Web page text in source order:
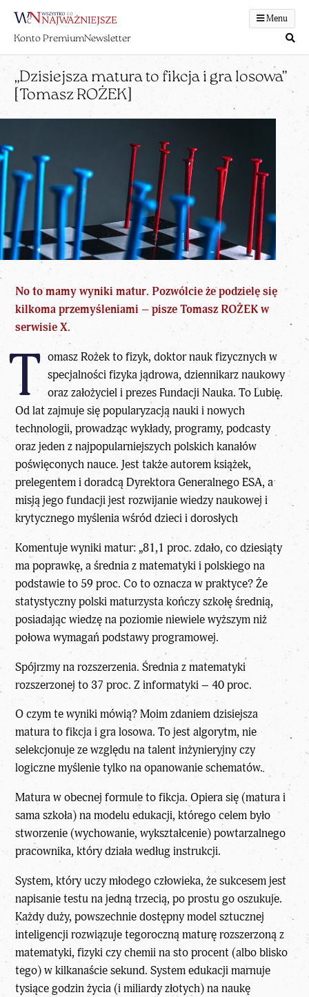
Menu
Konto PremiumNewsletter
„Dzisiejsza matura to fikcja i gra losowa”
[Tomasz ROŻEK]
No to mamy wyniki matur. Pozwólcie że podzielę się
kilkoma przemyśleniami – piszeTomasz ROŻEKw
serwisie X.
T omasz Rożek to fizyk, doktor nauk fizycznych w
specjalności fizyka jądrowa, dziennikarz naukowy
oraz założyciel i prezes Fundacji Nauka. To Lubię.
Od lat zajmuje się popularyzacją nauki i nowych
technologii, prowadząc wykłady, programy, podcasty
oraz jeden z najpopularniejszych polskich kanałów
poświęconych nauce. Jest także autorem książek,
prelegentem i doradcą Dyrektora Generalnego ESA, a
misją jego fundacji jest rozwijanie wiedzy naukowej i
krytycznego myślenia wśród dzieci i dorosłych
Komentujewyniki matur: „81,1 proc. zdało, co dziesiąty
ma poprawkę, a średnia z matematyki i polskiego na
podstawie to 59 proc. Co to oznacza w praktyce? Że
statystyczny polski maturzysta kończy szkołę średnią,
posiadając wiedzę na poziomie niewiele wyższym niż
połowa wymagań podstawy programowej.
Spójrzmy na rozszerzenia. Średnia z matematyki
rozszerzonej to 37 proc. Z informatyki – 40 proc.
O czym te wyniki mówią? Moim zdaniem dzisiejsza
matura to fikcja i gra losowa. To jest algorytm, nie
selekcjonuje ze względu na talent inżynieryjny czy
logiczne myślenie tylko na opanowanie schematów.
Matura w obecnej formule to fikcja. Opiera się (matura i
sama szkoła) na modelu edukacji, którego celem było
stworzenie (wychowanie, wykształcenie) powtarzalnego
pracownika, który działa według instrukcji.
System, który uczy młodego człowieka, że sukcesem jest
napisanie testu na jedną trzecią, po prostu go oszukuje.
Każdy duży, powszechnie dostępny model sztucznej
inteligencji rozwiązuje tegoroczną maturę rozszerzoną z
matematyki, fizyki czy chemii na sto procent (albo blisko
tego) w kilkanaście sekund. System edukacji marnuje
tysiące godzin życia (i miliardy złotych) na naukę